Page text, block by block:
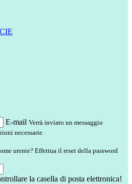
E-mail Verrà inviato un messaggio
necessarie.
utente? Effettua il reset della password
la casella di posta elettronica!